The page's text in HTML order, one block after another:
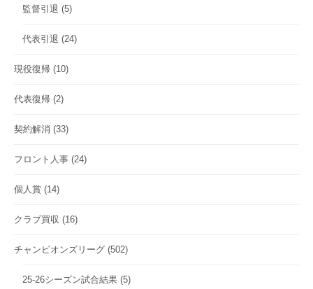
監督引退 (5)
代表引退 (24)
現役復帰 (10)
代表復帰 (2)
契約解消 (33)
フロント人事 (24)
個人賞 (14)
クラブ買収 (16)
チャンピオンズリーグ (502)
25-26シーズン試合結果 (5)